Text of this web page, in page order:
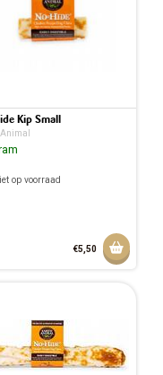
toevoegen
Kip Small
op voorraad
€5,50 Aan